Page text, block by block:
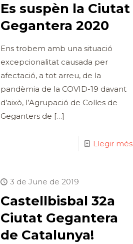
Es suspèn la Ciutat
Gegantera 2020
Ens trobem amb una situació
excepcionalitat causada per
afectació, a tot arreu, de la
pandèmia de la COVID-19 davant
d’això, l’Agrupació de Colles de
Geganters de […]
Llegir més
3 de June de 2019
Castellbisbal 32a
Ciutat Gegantera
de Catalunya!